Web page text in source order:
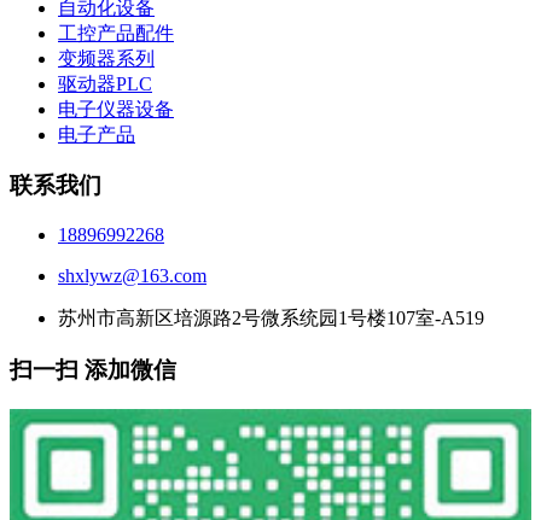
自动化设备
工控产品配件
变频器系列
驱动器PLC
电子仪器设备
电子产品
联系我们
18896992268
shxlywz@163.com
苏州市高新区培源路2号微系统园1号楼107室-A519
扫一扫 添加微信